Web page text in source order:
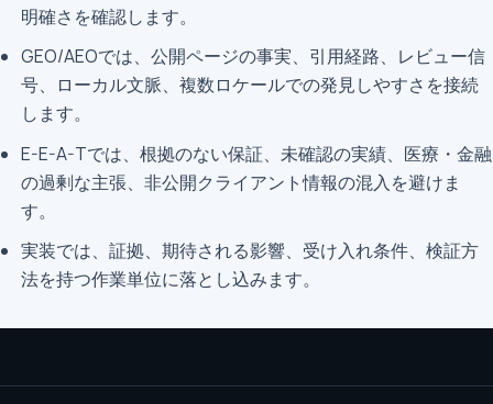
明確さを確認します。
GEO/AEOでは、公開ページの事実、引用経路、レビュー信
号、ローカル文脈、複数ロケールでの発見しやすさを接続
します。
E-E-A-Tでは、根拠のない保証、未確認の実績、医療・金融
の過剰な主張、非公開クライアント情報の混入を避けま
す。
実装では、証拠、期待される影響、受け入れ条件、検証方
法を持つ作業単位に落とし込みます。